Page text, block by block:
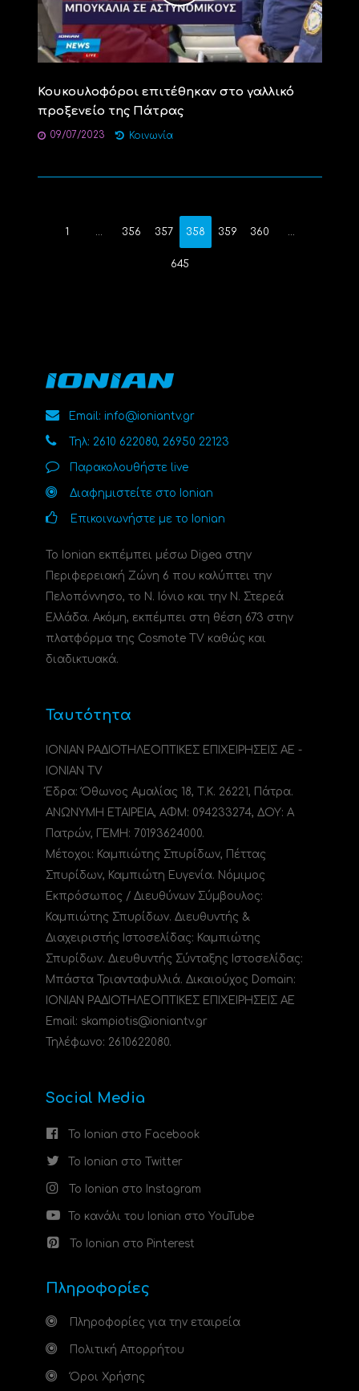
Κουκουλοφόροι επιτέθηκαν στο γαλλικό
προξενείο της Πάτρας
09/07/2023 Κοινωνία
1 356 357 358 359 360
645
Email: info@ioniantv.gr
Τηλ: 2610 622080, 26950 22123
Παρακολουθήστε live
Διαφημιστείτε στο Ionian
Επικοινωνήστε με το Ionian
Το Ionian εκπέμπει μέσω Digea στην
Περιφερειακή Ζώνη 6 που καλύπτει την
Πελοπόννησο, το N. Ιόνιο και την Ν. Στερεά
Ελλάδα. Ακόμη, εκπέμπει στη θέση 673 στην
πλατφόρμα της Cosmote TV καθώς και
διαδικτυακά.
Ταυτότητα
ΙΟΝΙΑΝ ΡΑΔΙΟΤΗΛΕΟΠΤΙΚΕΣ ΕΠΙΧΕΙΡΗΣΕΙΣ ΑΕ -
IONIAN TV
Έδρα: Όθωνος Αμαλίας 18, Τ.Κ. 26221, Πάτρα.
ΑΝΩΝΥΜΗ ΕΤΑΙΡΕΙΑ, ΑΦΜ: 094233274, ΔΟΥ: A
Πατρών, ΓΕΜΗ: 70193624000.
Μέτοχοι: Καμπιώτης Σπυρίδων, Πέττας
Σπυρίδων, Καμπιώτη Ευγενία. Νόμιμος
Εκπρόσωπος / Διευθύνων Σύμβουλος:
Καμπιώτης Σπυρίδων. Διευθυντής &
Διαχειριστής Ιστοσελίδας: Καμπιώτης
Σπυρίδων. Διευθυντής Σύνταξης Ιστοσελίδας:
Μπάστα Τριανταφυλλιά. Δικαιούχος Domain:
ΙΟΝΙΑΝ ΡΑΔΙΟΤΗΛΕΟΠΤΙΚΕΣ ΕΠΙΧΕΙΡΗΣΕΙΣ ΑΕ
Email: skampiotis@ioniantv.gr
Τηλέφωνο: 2610622080.
Social Media
Το Ionian στο Facebook
Το Ionian στο Twitter
Το Ionian στο Instagram
Το κανάλι του Ionian στο YouTube
Το Ionian στο Pinterest
Πληροφορίες
Πληροφορίες για την εταιρεία
Πολιτική Απορρήτου
Όροι Χρήσης